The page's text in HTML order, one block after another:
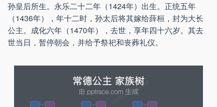
孙皇后所生。永乐二十二年（1424年）出生。正统五年
（1436年），年十二时，孙太后将其嫁给薛桓，封为大长
公主。成化六年（1470年），去世，享年四十六岁。其去
世当日，暂停朝会，并给予祭祀和丧葬礼仪。